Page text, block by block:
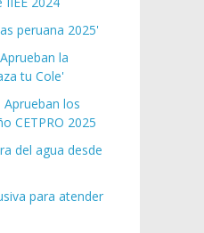
peruana 2025'
la
tu Cole'
Aprueban los
CETPRO 2025
del agua desde
para atender